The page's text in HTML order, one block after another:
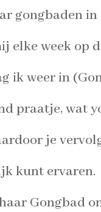
gongbaden
elke week op
ik weer in
praatje, wat
je
kunt ervaren.
Gongbad